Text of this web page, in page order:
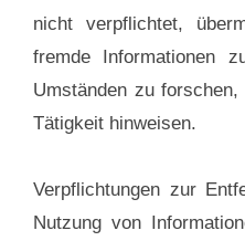
nicht verpflichtet,
fremde Informationen
Umständen zu
Tätigkeit hinweisen.
Verpflichtungen zur
Nutzung von